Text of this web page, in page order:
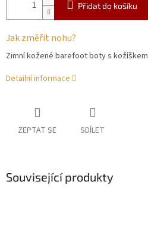
Přidat do košíku
Jak změřit nohu?
Zimní kožené barefoot boty s kožíškem
Detailní informace
ZEPTAT SE SDÍLET
Související produkty